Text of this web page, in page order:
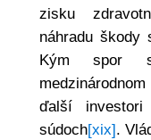
zisku
náhradu škody
Kým spor
ďalší
súdoch[xix].